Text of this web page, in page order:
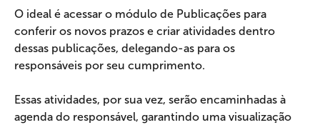
O ideal é acessar o módulo de Publicações para
conferir os novos prazos e criar atividades dentro
dessas publicações, delegando-as para os
responsáveis por seu cumprimento.
Essas atividades, por sua vez, serão encaminhadas à
agenda do responsável, garantindo uma visualização